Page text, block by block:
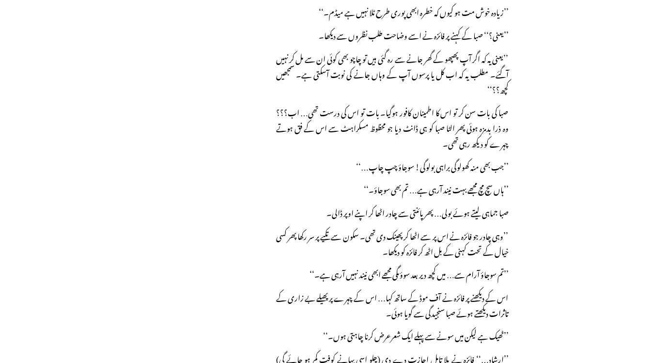
’’زیادہ خوش مت ہو کیوں کہ خطرہ ابھی پوری طرح ٹلا نہیں ہے میڈم۔‘‘
’’یعنی؟‘‘ صبا کے کہنے پر فائزہ نے اسے وضاحت طلب نظروں سے دیکھا۔
’’یعنی یہ کہ اگر آپ پھپھو کے گھر جانے سے رہ گئی ہیں تو چاچو بھی کوئی ان سے مل کر نہیں
آگئے۔ مطلب یہ کہ اب کل یا پرسوں آپ کے وہاں جانے کی نوبت آسکتی ہے۔ سمجھیں
کچھ؟؟‘‘
صبا کی بات سن کر تو اس کا اطمینان کافور ہوگیا۔ بات تو اس کی درست تھی… اب؟؟؟
وہ ذرا بدمزہ ہوئی پھر الٹا صبا کو ہی ڈانٹ دیا جو محظوظ مسکراہٹ سے اس کے فق ہوتے
چہرے کو دیکھ رہی تھی۔
’’جب بھی منہ کھولوگی براہی بولوگی! سوجاؤ چپ چاپ…‘‘
’’ہاں سچ مچ مجھے بہت نیند آرہی ہے… تم بھی سوجاؤ۔‘‘
صبا جماہی لیتے ہوئے بولی… پھر پائنتی سے چادر اٹھا کر اپنے اوپر ڈالی۔
’’وہی چادر جو فائزہ نے اس پر سے اٹھا کر پھینک دی تھی۔ سکون سے تکیے پر سر رکھا پھر کسی
خیال کے تحت کہنی کے بل اٹھ کر فائزہ کو دیکھا۔
’’تم سوجاؤ آرام سے… میں کچھ دیر بعد سوؤںگی مجھے ابھی نیند نہیں آرہی ہے۔‘‘
اس کے دیکھنے پر فائزہ نے آف موڈ کے ساتھ کہا… اس کے چہرے پر پھیلے بے زاری کے
تاثرات دیکھتے ہوئے صبا سنجیدگی سے گویا ہوئی۔
’’ٹھیک ہے لیکن میں سونے سے پہلے ایک شعرعرض کرنا چاہتی ہوں۔‘‘
’’ارشاد…‘‘ فائزہ نے بلا تامل اجازت دے دی (چلو اسی بہانے کوفت کم ہو جائے گی)